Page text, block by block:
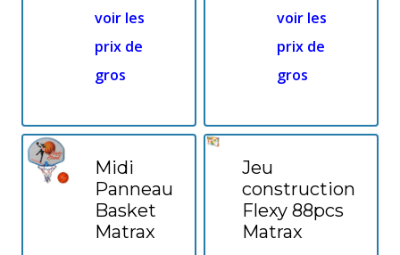
voir les
prix de
gros
voir les
prix de
gros
Midi
Panneau
Basket
Matrax
Jeu
construction
Flexy 88pcs
Matrax